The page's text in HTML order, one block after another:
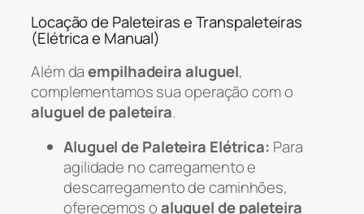
Locação de Paleteiras e Transpaleteiras
(Elétrica e Manual)
Além daempilhadeira aluguel,
complementamos sua operação com o
aluguel de paleteira.
Aluguel de Paleteira Elétrica: Para
agilidade no carregamento e
descarregamento de caminhões,
oferecemos oaluguel de paleteira